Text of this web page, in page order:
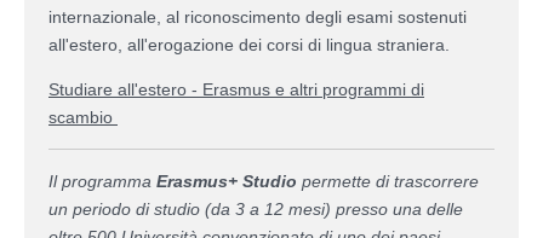
internazionale, al riconoscimento degli esami sostenuti
all'estero, all'erogazione dei corsi di lingua straniera.
Studiare all'estero - Erasmus e altri programmi di
scambio
Il programma Erasmus+ Studio permette di trascorrere
un periodo di studio (da 3 a 12 mesi) presso una delle